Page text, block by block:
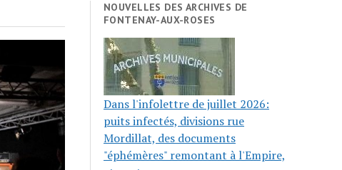
NOUVELLES DES ARCHIVES DE
FONTENAY-AUX-ROSES
Dans l'infolettre de juillet 2026:
puits infectés, divisions rue
Mordillat, des documents
"éphémères" remontant à l'Empire,